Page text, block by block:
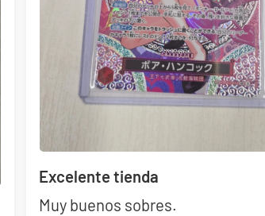
Excelente tienda
Muy buenos sobres.